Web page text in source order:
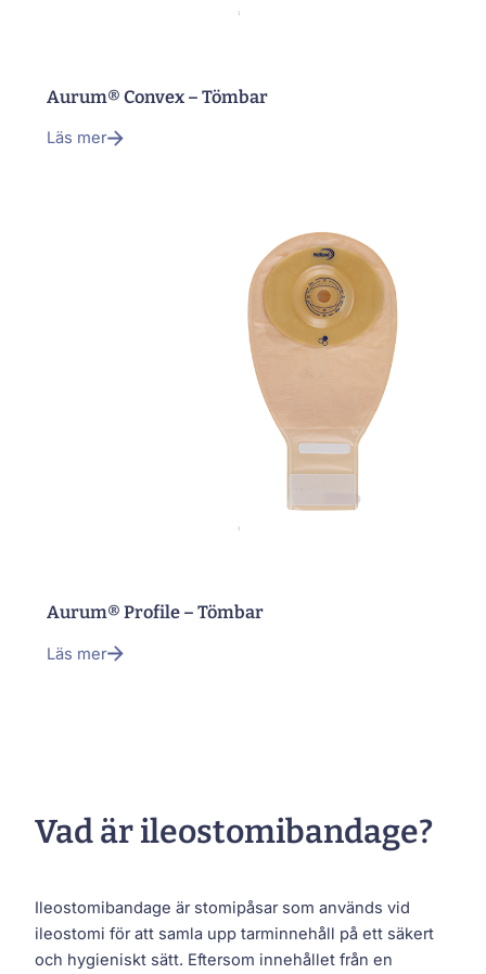
Aurum® Convex – Tömbar
Läs mer
Aurum® Profile – Tömbar
Läs mer
Vad är ileostomibandage?
Ileostomibandage är stomipåsar som används vid
ileostomi för att samla upp tarminnehåll på ett säkert
och hygieniskt sätt. Eftersom innehållet från en